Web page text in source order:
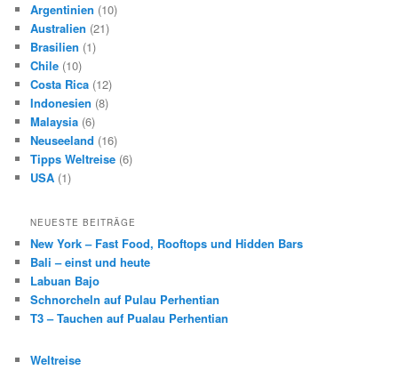
Argentinien (10)
Australien (21)
Brasilien (1)
Chile (10)
Costa Rica (12)
Indonesien (8)
Malaysia (6)
Neuseeland (16)
Tipps Weltreise (6)
USA (1)
NEUESTE BEITRÄGE
New York – Fast Food, Rooftops und Hidden Bars
Bali – einst und heute
Labuan Bajo
Schnorcheln auf Pulau Perhentian
T3 – Tauchen auf Pualau Perhentian
Weltreise